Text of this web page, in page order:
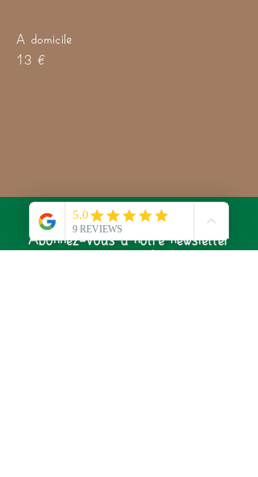
A domicile
13 €
Abonnez-vous à notre newsletter
pour ne rien rater de l'actualité